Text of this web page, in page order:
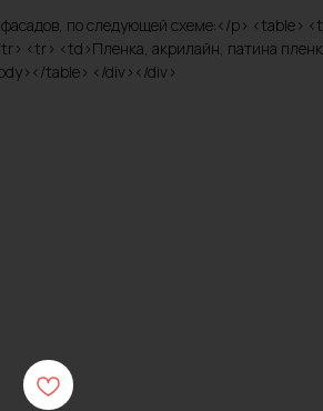
по следующей схеме:</p> <table>
<tr> <td>Пленка, акрилайн, патина
table> </div></div>